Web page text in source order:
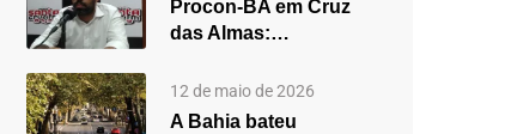
Procon-BA em Cruz
das Almas:
fortalecimento do
atendimento…
12 de maio de 2026
A Bahia bateu